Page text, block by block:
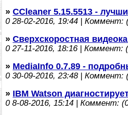
» CCleaner 5.15.5513 -
028-02-2016, 19:44 | Коммент:
» Сверхскоростная
027-11-2016, 18:16 | Коммент:
» MediaInfo 0.7.89 -
030-09-2016, 23:48 | Коммент:
» IBM Watson
08-08-2016, 15:14 | Коммент: